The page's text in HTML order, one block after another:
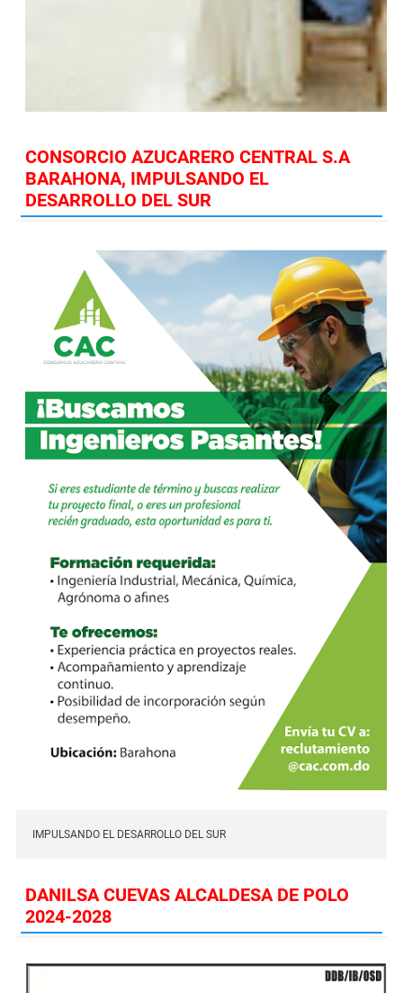
CONSORCIO AZUCARERO CENTRAL S.A
BARAHONA, IMPULSANDO EL
DESARROLLO DEL SUR
IMPULSANDO EL DESARROLLO DEL SUR
DANILSA CUEVAS ALCALDESA DE POLO
2024-2028